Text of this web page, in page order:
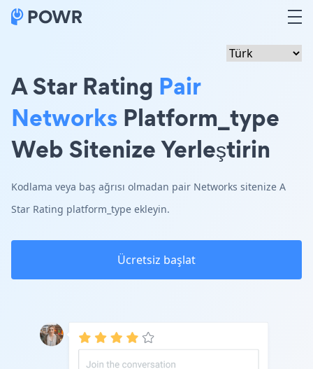
A Star Rating Pair
Networks Platform_type
Web Sitenize Yerleştirin
Kodlama veya baş ağrısı olmadan pair Networks sitenize A
Star Rating platform_type ekleyin.
Ücretsiz başlat